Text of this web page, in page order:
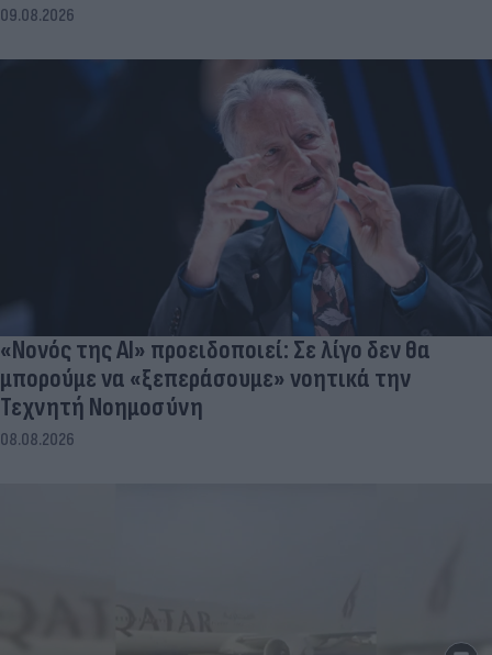
09.08.2026
«Νονός της AI» προειδοποιεί: Σε λίγο δεν θα
μπορούμε να «ξεπεράσουμε» νοητικά την
Τεχνητή Νοημοσύνη
08.08.2026